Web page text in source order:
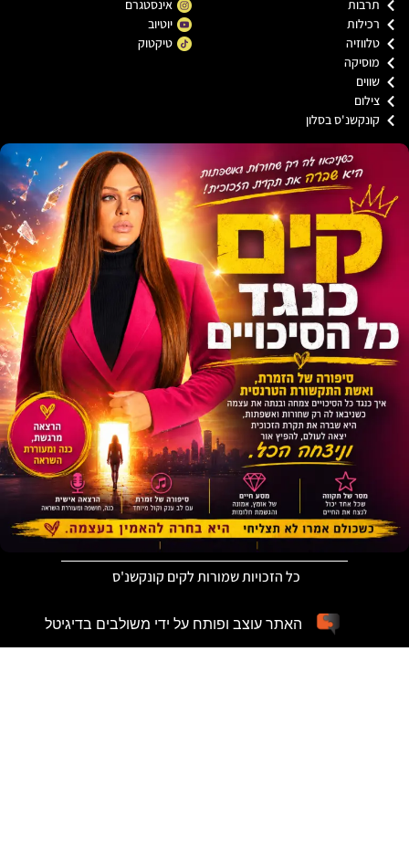
בסלון
אינסטגרם
יוטיוב
טיקטוק
כל הזכויות שמורות לקים קונקשנ'ס
האתר עוצב ופותח על ידי משולבים בדיגיטל